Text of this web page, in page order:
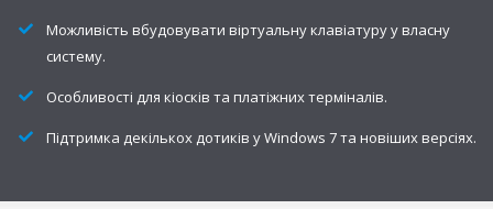
Можливість вбудовувати віртуальну клавіатуру у власну
систему.
Особливості для кіосків та платіжних терміналів.
Підтримка декількох дотиків у Windows 7 та новіших версіях.